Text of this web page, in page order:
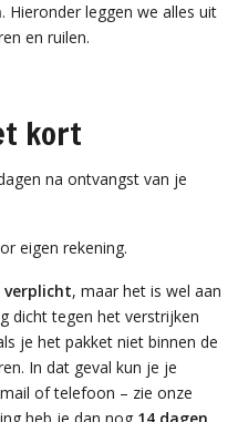
. Hieronder leggen we alles uit
en ruilen.
kort
na ontvangst van je
eigen rekening.
verplicht, maar het is wel aan
dicht tegen het verstrijken
je het pakket niet binnen de
In dat geval kun je je
of telefoon – zie onze